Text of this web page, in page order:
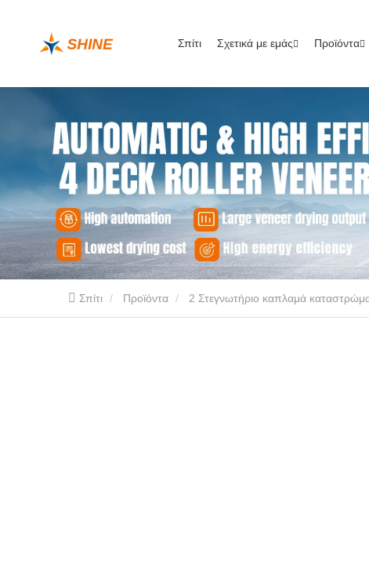
Σπίτι Σχετικά με εμάς Προϊόντα
Σπίτι Προϊόντα 2 Στεγνωτήριο καπλαμά